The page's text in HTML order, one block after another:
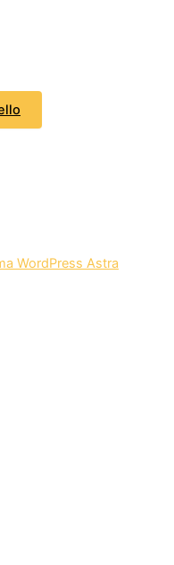
WordPress Astra